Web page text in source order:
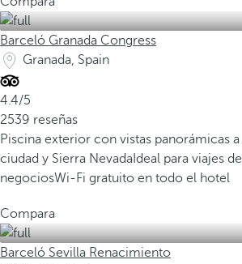
Barceló Granada Congress
Granada, Spain
4.4/5
2539 reseñas
Piscina exterior con vistas panorámicas a
ciudad y Sierra Nevada Ideal para viajes de
negociosWi-Fi gratuito en todo el hotel
Compara
Barceló Sevilla Renacimiento